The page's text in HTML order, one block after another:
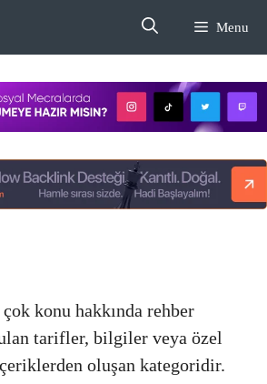
Menu
konu hakkında rehber
tarifler, bilgiler veya özel
oluşan kategoridir.